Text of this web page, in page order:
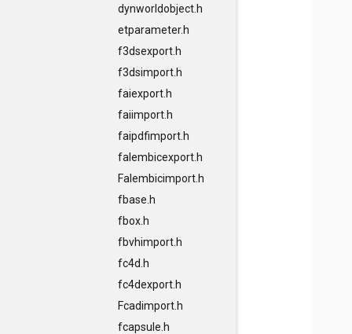
dynworldobject.h
etparameter.h
f3dsexport.h
f3dsimport.h
faiexport.h
faiimport.h
faipdfimport.h
falembicexport.h
Falembicimport.h
fbase.h
fbox.h
fbvhimport.h
fc4d.h
fc4dexport.h
Fcadimport.h
fcapsule.h